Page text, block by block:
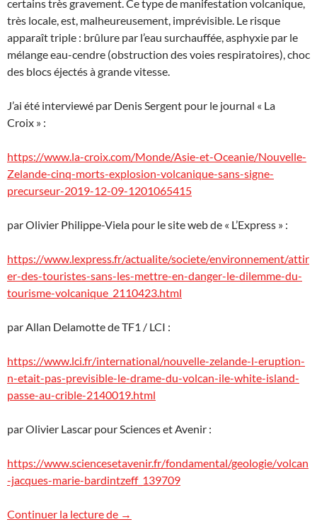
certains très gravement. Ce type de manifestation volcanique,
très locale, est, malheureusement, imprévisible. Le risque
apparaît triple : brûlure par l’eau surchauffée, asphyxie par le
mélange eau-cendre (obstruction des voies respiratoires), choc
des blocs éjectés à grande vitesse.
J’ai été interviewé par Denis Sergent pour le journal « La
Croix » :
https://www.la-croix.com/Monde/Asie-et-Oceanie/Nouvelle-
Zelande-cinq-morts-explosion-volcanique-sans-signe-
precurseur-2019-12-09-1201065415
par Olivier Philippe-Viela pour le site web de « L’Express » :
https://www.lexpress.fr/actualite/societe/environnement/attir
er-des-touristes-sans-les-mettre-en-danger-le-dilemme-du-
tourisme-volcanique_2110423.html
par Allan Delamotte de TF1 / LCI :
https://www.lci.fr/international/nouvelle-zelande-l-eruption-
n-etait-pas-previsible-le-drame-du-volcan-ile-white-island-
passe-au-crible-2140019.html
par Olivier Lascar pour Sciences et Avenir :
https://www.sciencesetavenir.fr/fondamental/geologie/volcan
-jacques-marie-bardintzeff_139709
Continuer la lecture de White Island, Nouvelle-Zélande
→